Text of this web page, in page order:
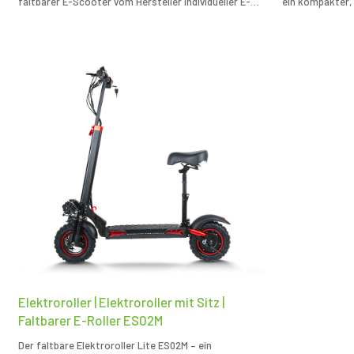
Elektroroller | Elektroroller mit Sitz |
Faltbarer E-Roller ES02M
Der faltbare Elektroroller Lite ES02M – ein